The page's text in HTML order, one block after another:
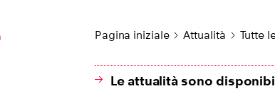
Pagina iniziale Attualità Tutte
Le attualità sono